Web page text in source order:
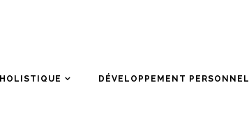
DÉVELOPPEMENT PERSONNEL